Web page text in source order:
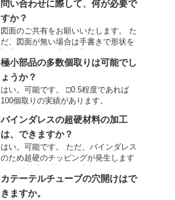
問い合わせに際して、何が必要で
すか？
図面のご共有をお願いいたします。 た
だ、図面が無い場合は手書きで形状を
記載いただき、寸法を指示して...
極小部品の多数個取りは可能でし
ょうか？
はい。可能です。 □0.5程度であれば
100個取りの実績があります。
バインダレスの超硬材料の加工
は、できますか？
はい。可能です。 ただ、バインダレス
のため超硬のチッピングが発生します
ので、 許容範囲は、要相談...
カテーテルチューブの穴開けはで
きますか。